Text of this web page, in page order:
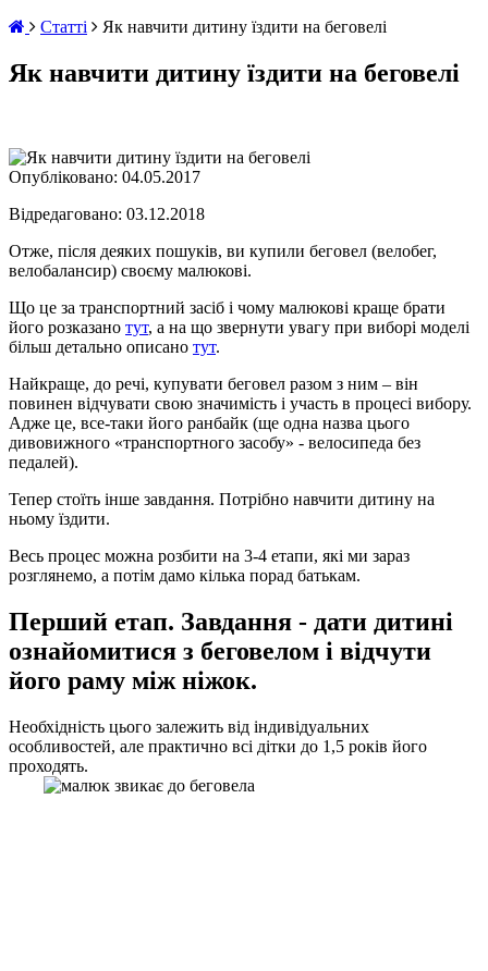
Статті
Як навчити дитину їздити на беговелі
Як навчити дитину їздити на беговелі
Опубліковано: 04.05.2017
Відредаговано: 03.12.2018
Отже, після деяких пошуків, ви купили беговел (велобег,
велобалансир) своєму малюкові.
Що це за транспортний засіб і чому малюкові краще брати
його розказано тут, а на що звернути увагу при виборі моделі
більш детально описано тут.
Найкраще, до речі, купувати беговел разом з ним – він
повинен відчувати свою значимість і участь в процесі вибору.
Адже це, все-таки його ранбайк (ще одна назва цього
дивовижного «транспортного засобу» - велосипеда без
педалей).
Тепер стоїть інше завдання. Потрібно навчити дитину на
ньому їздити.
Весь процес можна розбити на 3-4 етапи, які ми зараз
розглянемо, а потім дамо кілька порад батькам.
Перший етап. Завдання - дати дитині
ознайомитися з беговелом і відчути
його раму між ніжок.
Необхідність цього залежить від індивідуальних
особливостей, але практично всі дітки до 1,5 років його
проходять.